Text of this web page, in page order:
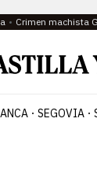
Crimen machista
SEGOVIA